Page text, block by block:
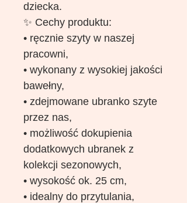
dziecka.
✨ Cechy produktu:
• ręcznie szyty w naszej
pracowni,
• wykonany z wysokiej jakości
bawełny,
• zdejmowane ubranko szyte
przez nas,
• możliwość dokupienia
dodatkowych ubranek z
kolekcji sezonowych,
• wysokość ok. 25 cm,
• idealny do przytulania,